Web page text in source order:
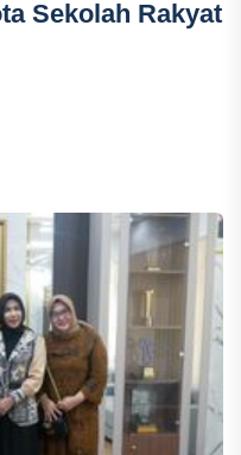
Sekolah Rakyat